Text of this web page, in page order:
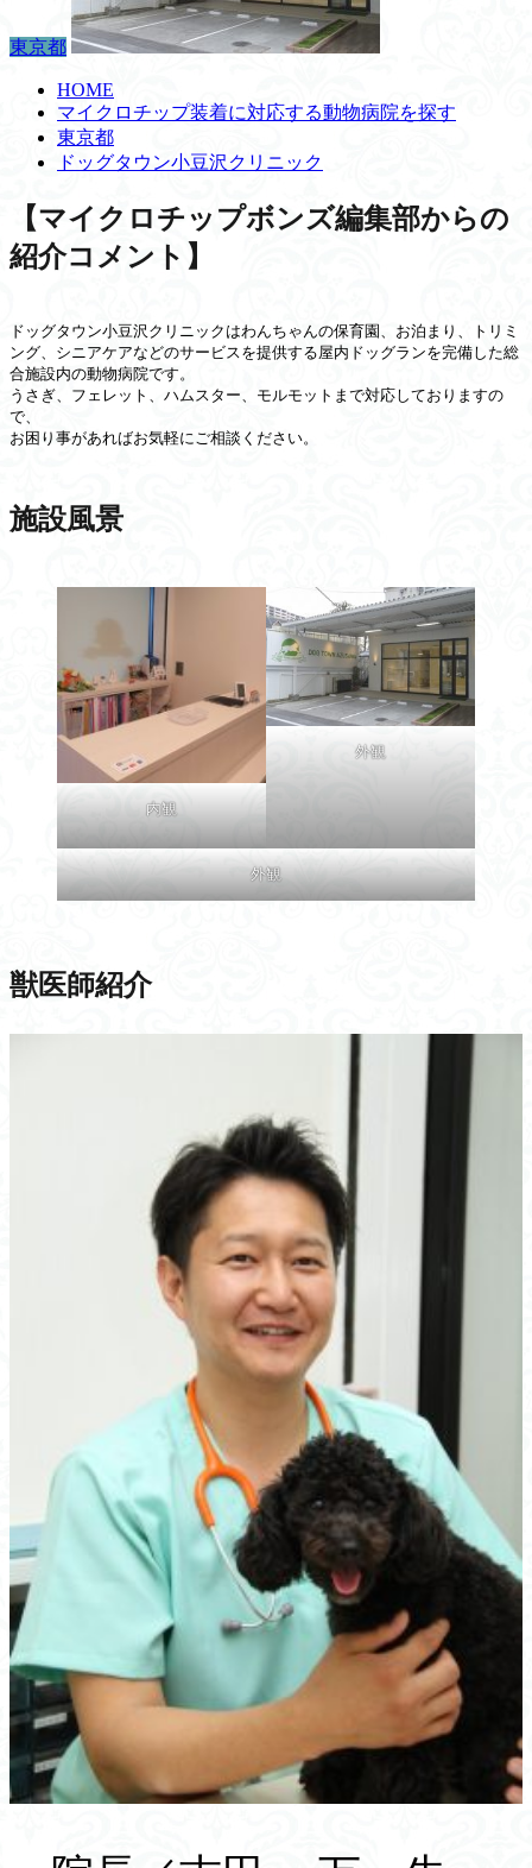
東京都
HOME
マイクロチップ装着に対応する動物病院を探す
東京都
ドッグタウン小豆沢クリニック
【マイクロチップボンズ編集部からの
紹介コメント】
ドッグタウン小豆沢クリニックはわんちゃんの保育園、お泊まり、トリミ
ング、シニアケアなどのサービスを提供する屋内ドッグランを完備した総
合施設内の動物病院です。
うさぎ、フェレット、ハムスター、モルモットまで対応しておりますの
で、
お困り事があればお気軽にご相談ください。
施設風景
内観
外観
外観
獣医師紹介